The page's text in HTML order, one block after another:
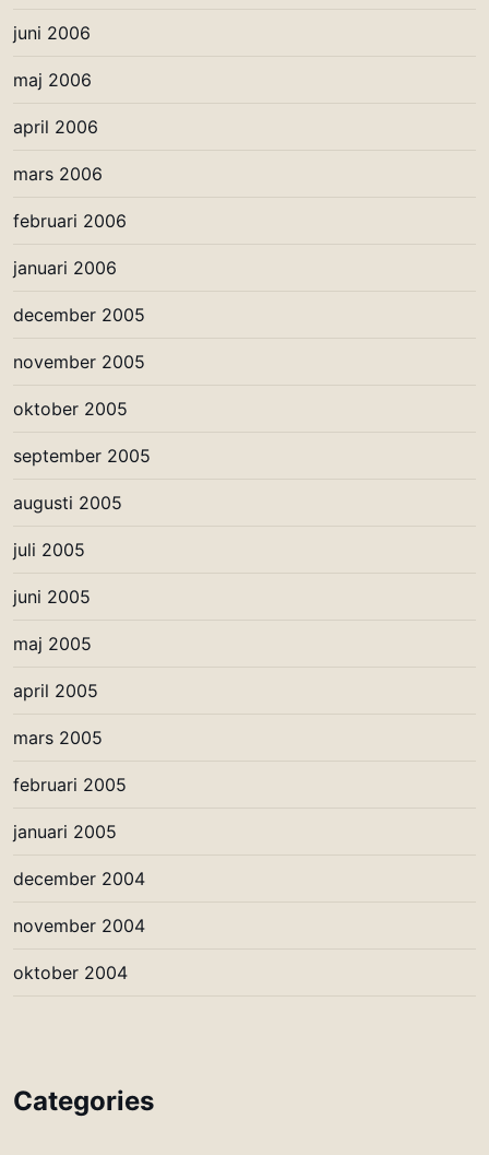
juni 2006
maj 2006
april 2006
mars 2006
februari 2006
januari 2006
december 2005
november 2005
oktober 2005
september 2005
augusti 2005
juli 2005
juni 2005
maj 2005
april 2005
mars 2005
februari 2005
januari 2005
december 2004
november 2004
oktober 2004
Categories